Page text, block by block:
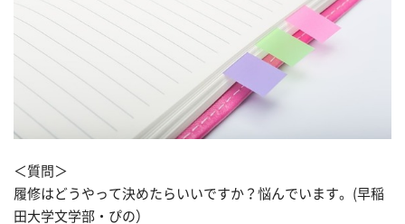
＜質問＞
履修はどうやって決めたらいいですか？悩んでいます。(早稲
田大学文学部・ぴの）